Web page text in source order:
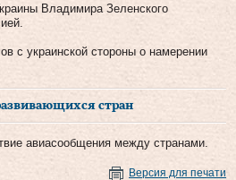
Владимира Зеленского
с украинской стороны о намерении
стран
авиасообщения между странами.
Версия для печати